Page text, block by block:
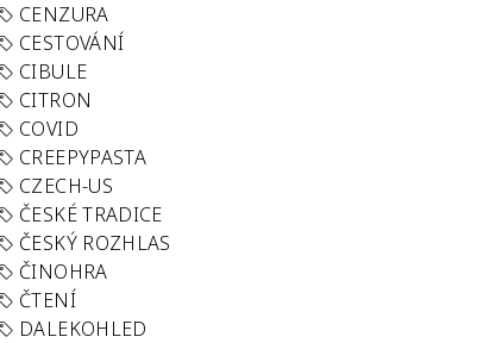
CENZURA
CESTOVÁNÍ
CIBULE
CITRON
COVID
CREEPYPASTA
CZECH-US
ČESKÉ TRADICE
ČESKÝ ROZHLAS
ČINOHRA
ČTENÍ
DALEKOHLED